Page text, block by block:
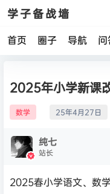
学子备战墙
首页 圈子 导航 问
2025年小学新课
数学 25年4月27日
纯七
站长
2025春小学语文、数